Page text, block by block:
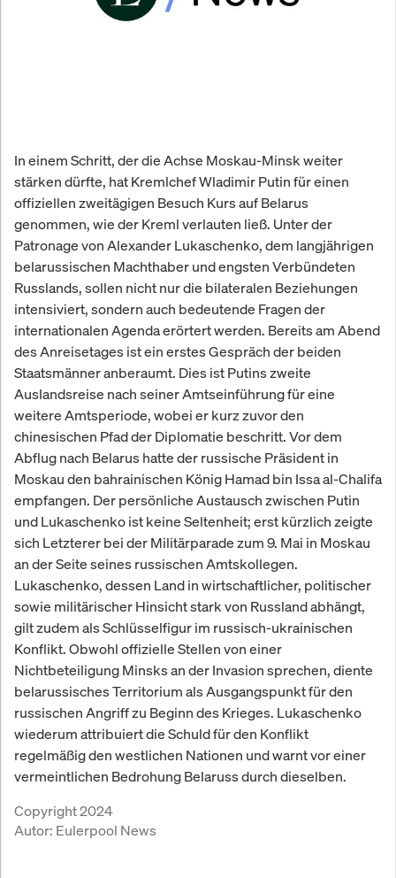
In einem Schritt, der die Achse Moskau-Minsk weiter
stärken dürfte, hat Kremlchef Wladimir Putin für einen
offiziellen zweitägigen Besuch Kurs auf Belarus
genommen, wie der Kreml verlauten ließ. Unter der
Patronage von Alexander Lukaschenko, dem langjährigen
belarussischen Machthaber und engsten Verbündeten
Russlands, sollen nicht nur die bilateralen Beziehungen
intensiviert, sondern auch bedeutende Fragen der
internationalen Agenda erörtert werden. Bereits am Abend
des Anreisetages ist ein erstes Gespräch der beiden
Staatsmänner anberaumt. Dies ist Putins zweite
Auslandsreise nach seiner Amtseinführung für eine
weitere Amtsperiode, wobei er kurz zuvor den
chinesischen Pfad der Diplomatie beschritt. Vor dem
Abflug nach Belarus hatte der russische Präsident in
Moskau den bahrainischen König Hamad bin Issa al-Chalifa
empfangen. Der persönliche Austausch zwischen Putin
und Lukaschenko ist keine Seltenheit; erst kürzlich zeigte
sich Letzterer bei der Militärparade zum 9. Mai in Moskau
an der Seite seines russischen Amtskollegen.
Lukaschenko, dessen Land in wirtschaftlicher, politischer
sowie militärischer Hinsicht stark von Russland abhängt,
gilt zudem als Schlüsselfigur im russisch-ukrainischen
Konflikt. Obwohl offizielle Stellen von einer
Nichtbeteiligung Minsks an der Invasion sprechen, diente
belarussisches Territorium als Ausgangspunkt für den
russischen Angriff zu Beginn des Krieges. Lukaschenko
wiederum attribuiert die Schuld für den Konflikt
regelmäßig den westlichen Nationen und warnt vor einer
vermeintlichen Bedrohung Belaruss durch dieselben.
Copyright 2024
Autor: Eulerpool News